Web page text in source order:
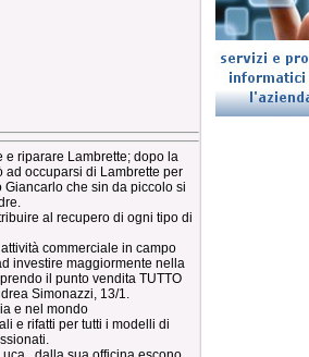
e riparare Lambrette; dopo la
occuparsi di Lambrette per
che sin da piccolo si
al recupero di ogni tipo di
commerciale in campo
investire maggiormente nella
il punto vendita TUTTO
Simonazzi, 13/1.
e nel mondo
e rifatti per tutti i modelli di